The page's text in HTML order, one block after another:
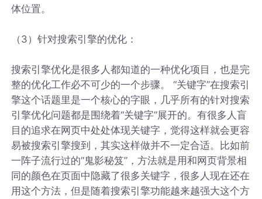
体位置。
（3）针对搜索引擎的优化：
搜索引擎优化是很多人都知道的一种优化项目，也是完
整的优化工作必不可少的一个步骤。 “关键字”在搜索引
擎这个话题里是一个核心的字眼，几乎所有的针对搜索
引擎优化问题都是围绕着“关键字”展开的。有很多人盲
目的追求在网页中处处体现关键字，觉得这样就会更容
易被搜索引擎搜到，其实这样做并不一定合适。比如前
一阵子流行过的“鬼影秘笈”，方法就是用和网页背景相
同的颜色在页面中隐藏了很多关键字，很多人现在还在
用这个方法，但是随着搜索引擎功能越来越强大这个方